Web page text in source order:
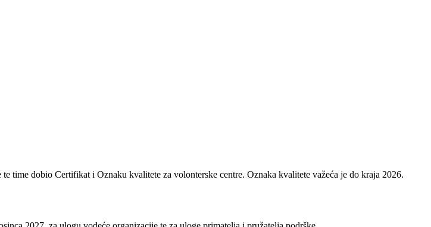
time dobio Certifikat i Oznaku kvalitete za volonterske centre. Oznaka kvalitete važeća je do kraja 2026.